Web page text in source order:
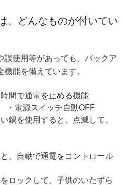
、どんなものが付いてい
誤使用等があっても、バックア
能を備えています。
間で通電を止める機能
・電源スイッチ自動OFF
鍋を使用すると、点滅して、
、自動で通電をコントロール
ロックして、子供のいたずら